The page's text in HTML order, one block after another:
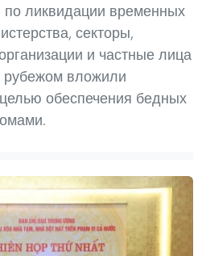
ликвидации временных
секторы,
и частные лица
рубежом вложили
обеспечения бедных